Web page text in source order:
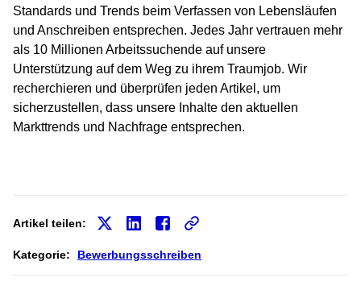
Standards und Trends beim Verfassen von Lebensläufen
und Anschreiben entsprechen. Jedes Jahr vertrauen mehr
als 10 Millionen Arbeitssuchende auf unsere
Unterstützung auf dem Weg zu ihrem Traumjob. Wir
recherchieren und überprüfen jeden Artikel, um
sicherzustellen, dass unsere Inhalte den aktuellen
Markttrends und Nachfrage entsprechen.
Artikel teilen:
Kategorie: Bewerbungsschreiben